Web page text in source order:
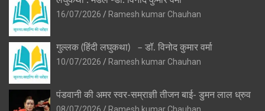
16/07/2026
Ramesh kumar Chauhan
गुल्लक (हिंदी लघुकथा) – डॉ. विनोद कुमार वर्मा
10/07/2026
Ramesh kumar Chauhan
पंडवानी की अमर स्वर-सम्राज्ञी तीजन बाई- डुमन लाल ध्रुव